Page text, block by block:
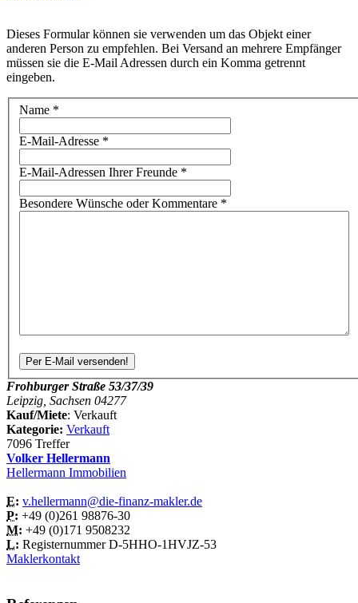
Dieses Formular können sie verwenden um das Objekt einer
anderen Person zu empfehlen. Bei Versand an mehrere Empfänger
müssen sie die E-Mail Adressen durch ein Komma getrennt
eingeben.
Name *
E-Mail-Adresse *
E-Mail-Adressen Ihrer Freunde *
Besondere Wünsche oder Kommentare *
Frohburger Straße 53/37/39
Leipzig, Sachsen 04277
Kauf/Miete: Verkauft
Kategorie: Verkauft
7096 Treffer
Volker Hellermann
Hellermann Immobilien
E: v.hellermann@die-finanz-makler.de
P: +49 (0)261 98876-30
M: +49 (0)171 9508232
L: Registernummer D-5HHO-1HVJZ-53
Maklerkontakt